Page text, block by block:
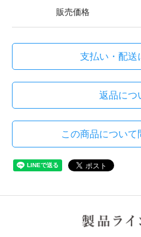
販売価格
支払い・配送
返品につ
この商品について